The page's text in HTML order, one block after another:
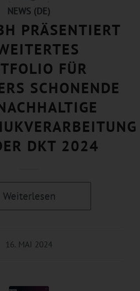
NEWS (DE)
PRÄSENTIERT
FÜR
SCHONENDE
DKT 2024
Weiterlesen
16. MAI 2024